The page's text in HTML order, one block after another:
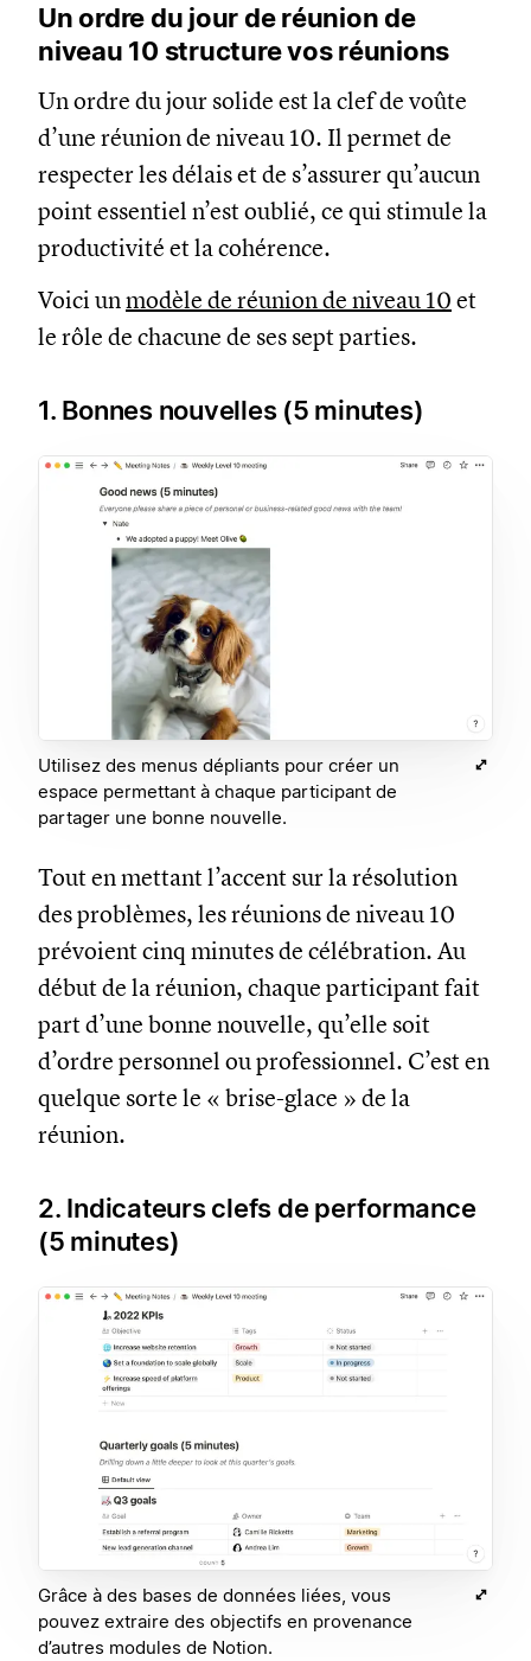
Un ordre du jour de réunion de
niveau 10 structure vos réunions
Un ordre du jour solide est la clef de voûte
d’une réunion de niveau 10. Il permet de
respecter les délais et de s’assurer qu’aucun
point essentiel n’est oublié, ce qui stimule la
productivité et la cohérence.
Voici unmodèle de réunion de niveau 10 et
le rôle de chacune de ses sept parties.
1. Bonnes nouvelles (5 minutes)
Utilisez des menus dépliants pour créer un
espace permettant à chaque participant de
partager une bonne nouvelle.
Tout en mettant l’accent sur la résolution
des problèmes, les réunions de niveau 10
prévoient cinq minutes de célébration. Au
début de la réunion, chaque participant fait
part d’une bonne nouvelle, qu’elle soit
d’ordre personnel ou professionnel. C’est en
quelque sorte le « brise-glace » de la
réunion.
2. Indicateurs clefs de performance
(5 minutes)
Grâce à des bases de données liées, vous
pouvez extraire des objectifs en provenance
d’autres modules de Notion.